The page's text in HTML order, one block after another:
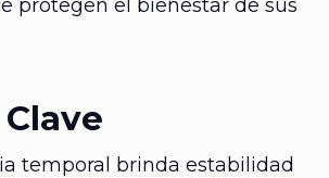
protegen el bienestar de sus
temporal brinda estabilidad